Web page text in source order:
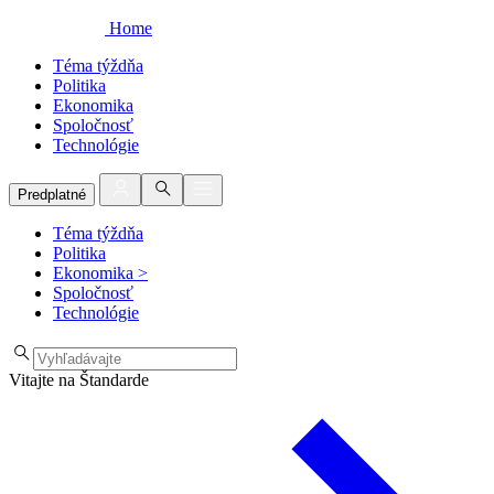
Home
Téma týždňa
Politika
Ekonomika
Spoločnosť
Technológie
Predplatné
Téma týždňa
Politika
Ekonomika >
Spoločnosť
Technológie
Vitajte na Štandarde